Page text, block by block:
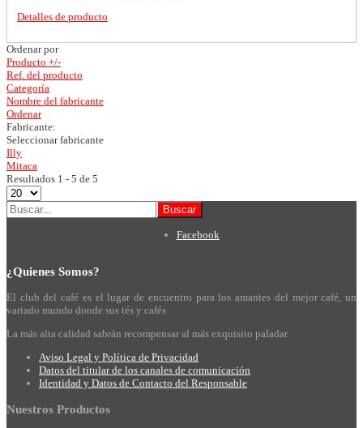
Detalles de producto
Ordenar por
Producto +/-
Ref. del producto
Categoría
Nombre del fabricante
Ordenar
Fabricante:
Seleccionar fabricante
Illy
Mitaca
Resultados 1 - 5 de 5
Facebook
¿Quienes Somos?
El club del café es el lugar de encuentro para los amantes del mejor café, un
variado mundo donde sus tés y cafés
La más alta calidad sabrán recompensar al más exquisito paladar
Aviso Legal y Política de Privacidad
Datos del titular de los canales de comunicación
Identidad y Datos de Contacto del Responsable
Nuestros Productos